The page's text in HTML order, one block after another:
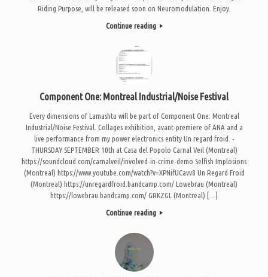
Riding Purpose, will be released soon on Neuromodulation. Enjoy.
Continue reading
Component One: Montreal Industrial/Noise Festival
Every dimensions of Lamashtu will be part of Component One: Montreal
Industrial/Noise Festival. Collages exhibition, avant-premiere of ANA and a
live performance from my power electronics entity Un regard froid. -
THURSDAY SEPTEMBER 10th at Casa del Popolo Carnal Veil (Montreal)
https://soundcloud.com/carnalveil/involved-in-crime-demo Selfish Implosions
(Montreal) https://www.youtube.com/watch?v=XPNifUCavv8 Un Regard Froid
(Montreal) https://unregardfroid.bandcamp.com/ Lowebrau (Montreal)
https://lowebrau.bandcamp.com/ GRKZGL (Montreal) […]
Continue reading